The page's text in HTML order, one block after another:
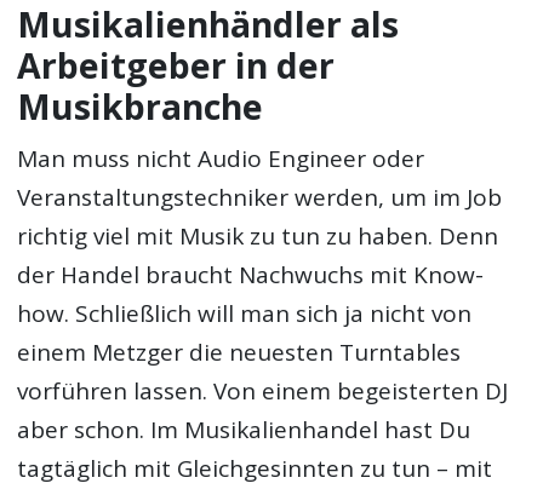
Musikalienhändler als
Arbeitgeber in der
Musikbranche
Man muss nicht Audio Engineer oder
Veranstaltungstechniker werden, um im Job
richtig viel mit Musik zu tun zu haben. Denn
der Handel braucht Nachwuchs mit Know-
how. Schließlich will man sich ja nicht von
einem Metzger die neuesten Turntables
vorführen lassen. Von einem begeisterten DJ
aber schon. Im Musikalienhandel hast Du
tagtäglich mit Gleichgesinnten zu tun – mit